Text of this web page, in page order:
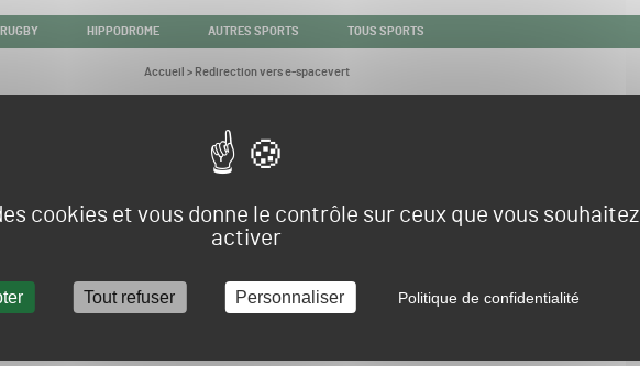
cookies et vous donne le contrôle sur ceux que vous souhaitez
activer
Tout refuser Personnaliser Politique de confidentialité
RUGBY HIPPODROME AUTRES SPORTS TOUS SPORTS
Vous
Accueil > Redirection vers e-spacevert
Redirection vers e-spacevert
POURSUIVRE VERS E-SPACEVERT BY SALONVERT